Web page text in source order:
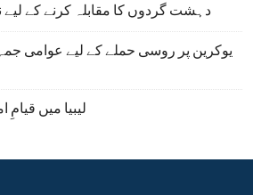
دہشت گردوں کا مقابلہ کرنے کے لیے
یوکرین پر روسی حملے کے لیے عوامی
لیبیا میں